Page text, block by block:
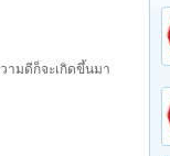
ามดีก็จะเกิดขึ้นมา